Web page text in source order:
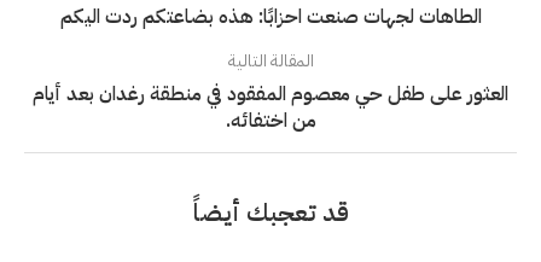
الطاهات لجهات صنعت احزابًا: هذه بضاعتكم ردت اليكم
المقالة التالية
العثور على طفل حي معصوم المفقود في منطقة رغدان بعد أيام
من اختفائه.
قد تعجبك أيضاً